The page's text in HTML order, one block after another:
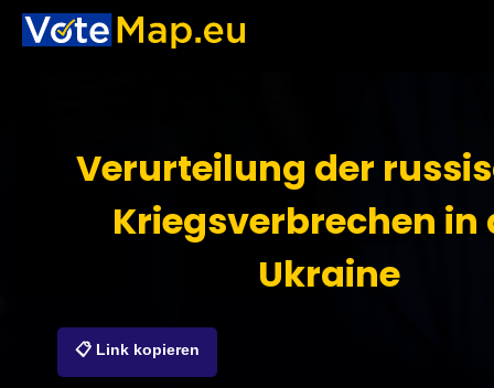
Verurteilung der
Kriegsverbrechen in
Ukraine
📋 Link kopieren